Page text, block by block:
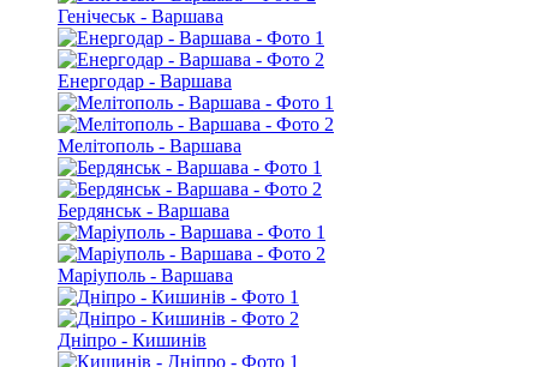
Генічеськ - Варшава
Енергодар - Варшава
Мелітополь - Варшава
Бердянськ - Варшава
Маріуполь - Варшава
Дніпро - Кишинів